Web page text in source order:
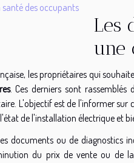
des occupants
Les
une
les propriétaires qui
. Ces derniers sont
L'objectif est de l'informer
de l'installation électrique et
documents ou de diagnostics
du prix de vente ou de